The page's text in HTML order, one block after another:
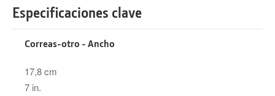
Correas-otro - Ancho
17,8 cm
7 in.
Especificaciones clave